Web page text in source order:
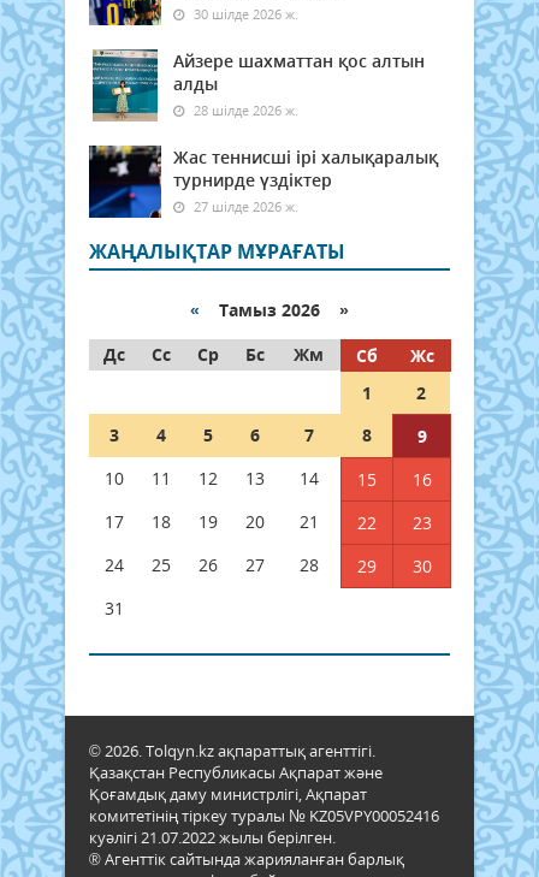
30 шілде 2026 ж.
Айзере шахматтан қос алтын
алды
28 шілде 2026 ж.
Жас теннисші ірі халықаралық
турнирде үздіктер
27 шілде 2026 ж.
ЖАҢАЛЫҚТАР МҰРАҒАТЫ
« Тамыз 2026 »
Дс
Сс Ср Бс Жм Сб
Жс
1
2
3
4 5 6 7 8
9
10
11 12 13 14 15
16
17
18 19 20 21 22
23
24
25 26 27 28 29
30
31
© 2026. Tolqyn.kz ақпараттық агенттігі.
Қазақстан Республикасы Ақпарат және
Қоғамдық даму министрлігі, Ақпарат
комитетінің тіркеу туралы № KZ05VPY00052416
куәлігі 21.07.2022 жылы берілген.
® Агенттік сайтында жарияланған барлық